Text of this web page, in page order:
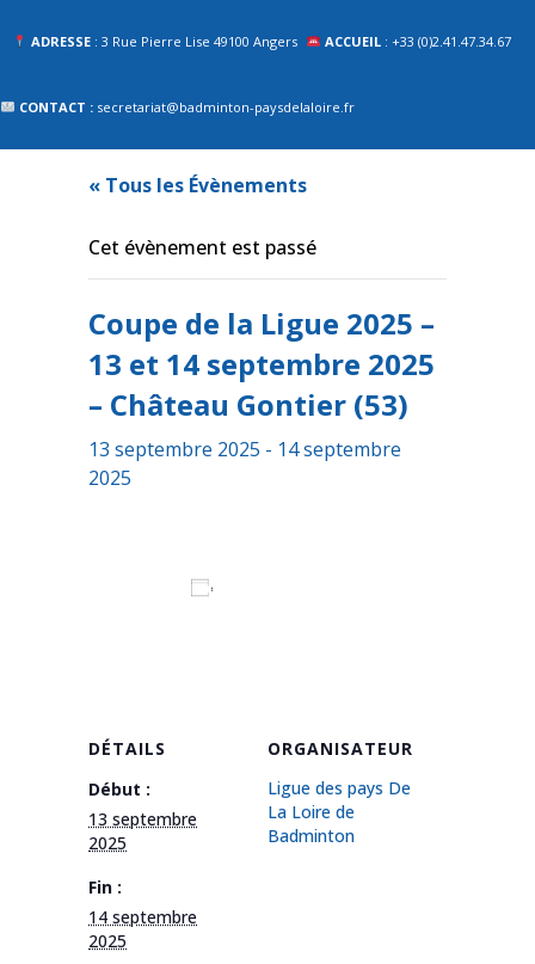
ADRESSE : 3 Rue Pierre Lise 49100 Angers ACCUEIL : +33 (0)2.41.47.34.67
CONTACT : secretariat@badminton-paysdelaloire.fr
« Tous les Évènements
Cet évènement est passé
Coupe de la Ligue 2025 –
13 et 14 septembre 2025
– Château Gontier (53)
13 septembre 2025 - 14 septembre
2025
DÉTAILS
Début :
13 septembre
2025
Fin :
14 septembre
2025
ORGANISATEUR
Ligue des pays De
La Loire de
Badminton